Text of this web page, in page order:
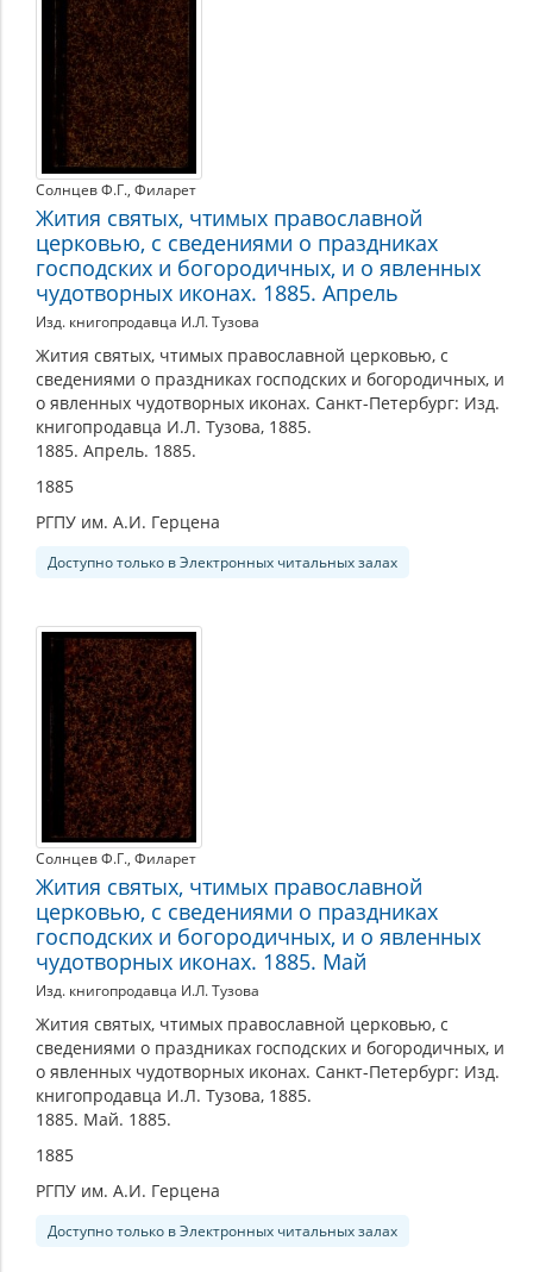
Солнцев Ф.Г., Филарет
Жития святых, чтимых православной
церковью, с сведениями о праздниках
господских и богородичных, и о явленных
чудотворных иконах. 1885. Апрель
Изд. книгопродавца И.Л. Тузова
Жития святых, чтимых православной церковью, с
сведениями о праздниках господских и богородичных, и
о явленных чудотворных иконах. Санкт-Петербург: Изд.
книгопродавца И.Л. Тузова, 1885.
1885. Апрель. 1885.
1885
РГПУ им. А.И. Герцена
Доступно только в Электронных читальных залах
Солнцев Ф.Г., Филарет
Жития святых, чтимых православной
церковью, с сведениями о праздниках
господских и богородичных, и о явленных
чудотворных иконах. 1885. Май
Изд. книгопродавца И.Л. Тузова
Жития святых, чтимых православной церковью, с
сведениями о праздниках господских и богородичных, и
о явленных чудотворных иконах. Санкт-Петербург: Изд.
книгопродавца И.Л. Тузова, 1885.
1885. Май. 1885.
1885
РГПУ им. А.И. Герцена
Доступно только в Электронных читальных залах